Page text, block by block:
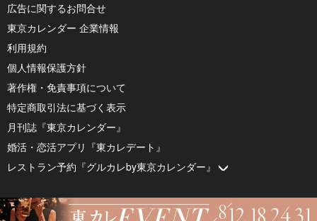
広告に関するお問合せ
東京カレンダー 企業情報
利用規約
個人情報保護方針
著作権・免責事項について
特定商取引法に基づく表示
月刊誌『東京カレンダー』
婚活・恋活アプリ『東カレデート』
レストラン予約『グルカレby東京カレンダー』